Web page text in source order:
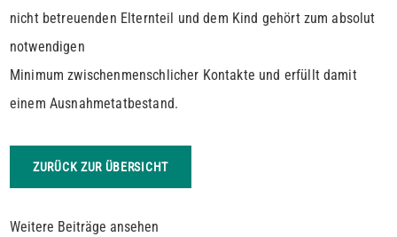
nicht betreuenden Elternteil und dem Kind gehört zum absolut
notwendigen
Minimum zwischenmenschlicher Kontakte und erfüllt damit
einem Ausnahmetatbestand.
ZURÜCK ZUR ÜBERSICHT
Weitere Beiträge ansehen